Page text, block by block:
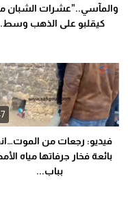
والمآسي..”عشرات الشبان
كيقلبو على الذهب
فيديو: رجعات من
بائعة فخار جرفاتها مياه
بباب...